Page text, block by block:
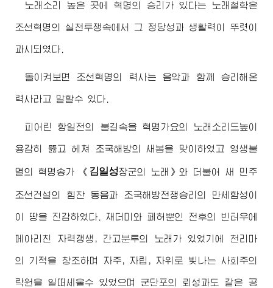
노래소리 높은 곳에 혁명의 승리가 있다는 노래철학은
조선혁명의 실천투쟁속에서 그 정당성과 생활력이 뚜렷이
과시되였다.
돌이켜보면 조선혁명의 력사는 음악과 함께 승리해온
력사라고 말할수 있다.
피어린 항일전의 불길속을 혁명가요의 노래소리드높이
용감히 뚫고 헤쳐 조국해방의 새봄을 맞이하였고 영생불
멸의 혁명송가 《 김일성장군의 노래》와 더불어 새 민주
조선건설의 힘찬 동음과 조국해방전쟁승리의 만세함성이
이 땅을 진감하였다. 재더미와 페허뿐인 전후의 빈터우에
메아리친 자력갱생, 간고분투의 노래가 있었기에 천리마
의 기적을 창조하며 자주, 자립, 자위로 빛나는 사회주의
락원을 일떠세울수 있었으며 군단포의 뢰성과도 같은 공